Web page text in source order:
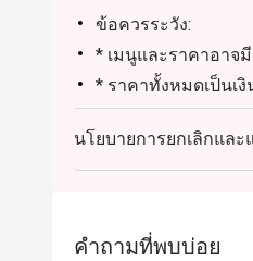
Kurobuta Kakuni: เนื้
ทำเลที่ตั้ง
Kisso ตั้งอยู่บนชั้น 8 ขอ
ทำไม Kisso ถึงโดดเด่น
รับประกันประสบการณ์
ข้อควรระวัง:
* เมนูและราคาอาจ
* ราคาทั้งหมดเป็นเ
* หากคุณมีข้อกังวลเ
สำหรับรับประทานที่
มื้อกลางวัน: 12.00-
เงื่อนไขพิเศษ:
นโยบายการยกเลิกและ
คำถามที่พบบ่อย